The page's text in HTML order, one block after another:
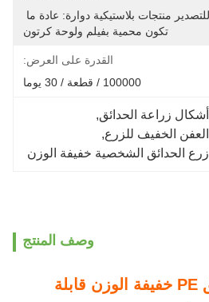
قالب دوار: صندوق خشبي للتصدير منتجات بلاستيكية دوارة: عادة ما
تكون محمية بفيلم ولوحة كرتون
القدرة على العرض:
100000 / قطعة / 30 يوما
أشكال زراعة الحدائق,
العفن الخفيف للزرع,
زرع الحدائق الشخصية خفيفة الوزن
وصف المنتج
قوالب زراعة الحدائق PE خفيفة الوزن قابلة